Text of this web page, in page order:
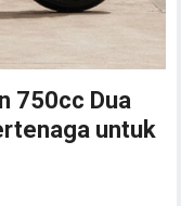
750cc Dua
untuk